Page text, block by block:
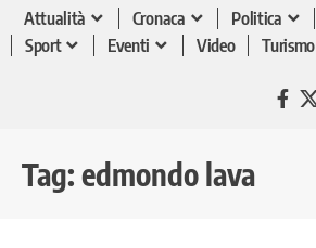
Attualità Cronaca Politica
Sport
Eventi Video Turismo
Tag: edmondo lava